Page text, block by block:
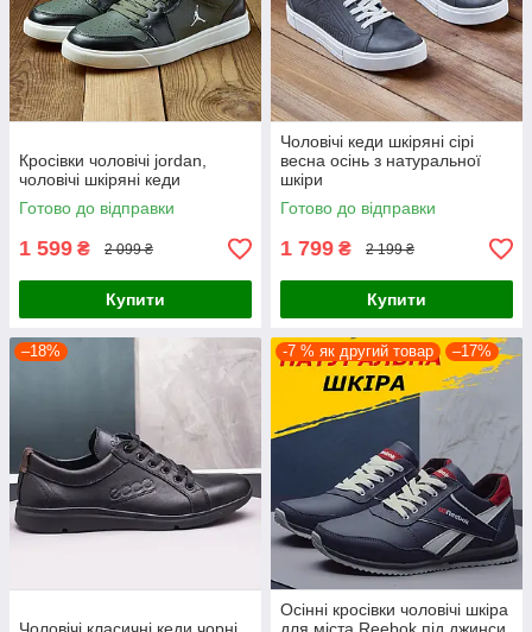
Кросівки чоловічі jordan,
чоловічі шкіряні кеди
Готово до відправки
1 599 ₴ 2 099 ₴
Купити
Чоловічі кеди шкіряні сірі
весна осінь з натуральної
шкіри
Готово до відправки
1 799 ₴ 2 199 ₴
Купити
–18% -7 % як другий товар –17%
Осінні кросівки чоловічі шкіра